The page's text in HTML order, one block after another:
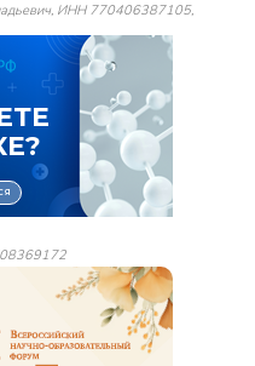
ИНН 770406387105,